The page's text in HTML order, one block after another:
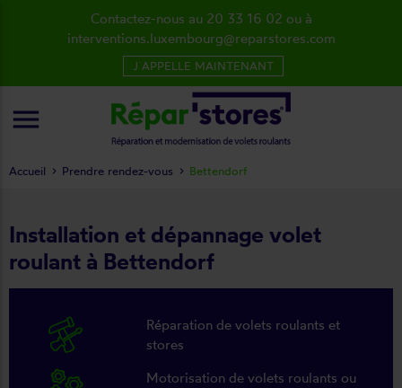
Installation et dépannage volet
roulant à Bettendorf
Réparation de volets roulants et
stores
Motorisation de volets roulants ou
Accueil Prendre rendez-vous Bettendorf
Contactez-nous au 20 33 16 02 ou à
interventions.luxembourg@reparstores.com
J´APPELLE MAINTENANT
menu